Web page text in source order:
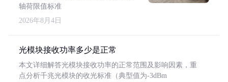
轴荷限值标准
2026年8月4日
光模块接收功率多少是正常
本文详细解答光模块接收功率的正常范围及影响因素，重
点分析千兆光模块的收光标准（典型值为-3dBm